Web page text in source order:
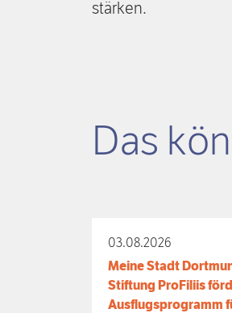
stärken.
Das
03.08.2026
Meine Stadt
Stiftung ProFiliis
Ausflugsprogramm